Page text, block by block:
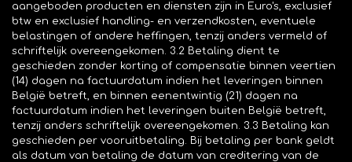
aangeboden producten en diensten zijn in Euro's, exclusief
btw en exclusief handling- en verzendkosten, eventuele
belastingen of andere heffingen, tenzij anders vermeld of
schriftelijk overeengekomen. 3.2 Betaling dient te
geschieden zonder korting of compensatie binnen veertien
(14) dagen na factuurdatum indien het leveringen binnen
België betreft, en binnen eenentwintig (21) dagen na
factuurdatum indien het leveringen buiten België betreft,
tenzij anders schriftelijk overeengekomen. 3.3 Betaling kan
geschieden per vooruitbetaling. Bij betaling per bank geldt
als datum van betaling de datum van creditering van de